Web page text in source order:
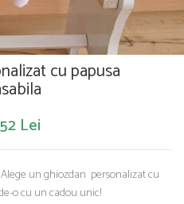
cu papusa
Lei
un ghiozdan personalizat cu
o cu un cadou unic!